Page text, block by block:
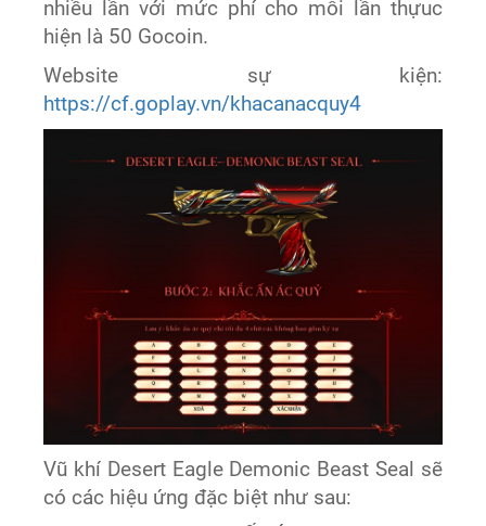
nhiều lần với mức phí cho mỗi lần thựuc
hiện là 50 Gocoin.
Website sự kiện:
https://cf.goplay.vn/khacanacquy4
Vũ khí Desert Eagle Demonic Beast Seal sẽ
có các hiệu ứng đặc biệt như sau: